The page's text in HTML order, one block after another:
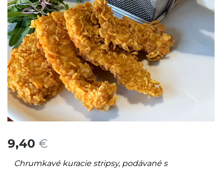
9,40 €
Chrumkavé kuracie stripsy, podávané s